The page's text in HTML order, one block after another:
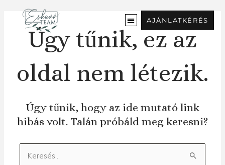
tartalomra
AJÁNLATKÉRÉS
Úgy tűnik, ez az
oldal nem létezik.
Úgy tűnik, hogy az ide mutató link
hibás volt. Talán próbáld meg keresni?
Keresés: